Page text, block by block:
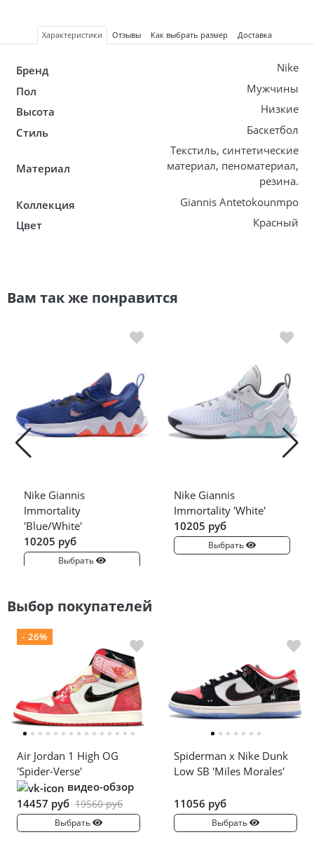
Характеристики Отзывы Как выбрать размер Доставка
Бренд
Nike
Пол
Мужчины
Высота
Низкие
Стиль
Баскетбол
Материал
Текстиль, синтетические
материал, пеноматериал,
резина.
Коллекция
Giannis Antetokounmpo
Цвет
Красный
Вам так же понравится
Nike Giannis
Immortality
'Blue/White'
10205 руб
Выбрать
Nike Giannis
Immortality 'White'
10205 руб
Выбрать
Выбор покупателей
- 26%
Air Jordan 1 High OG
'Spider-Verse'
видео-обзор
14457 руб 19560 руб
Выбрать
Spiderman x Nike Dunk
Low SB 'Miles Morales'
11056 руб
Выбрать